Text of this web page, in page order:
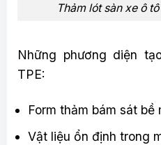
Thảm lót sàn xe ô
Những phương diện
TPE:
Form thảm bám sát bề
Vật liệu ổn định trong